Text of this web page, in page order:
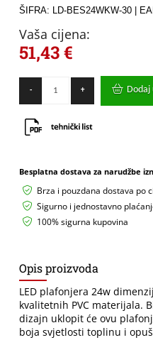
ŠIFRA: LD-BES24WKW-30|
Vaša cijena:
51,43€
-
PLAFONJERA
24W
3000K
+ Dodaj
Besplatna dostava za narudžbe
Brza i pouzdana dostava po
Sigurno i jednostavno
100% sigurna kupovina
Opis proizvoda
LED plafonjera 24w
kvalitetnih PVC materijala.
dizajn uklopit će ovu
boja svjetlosti toplinu i